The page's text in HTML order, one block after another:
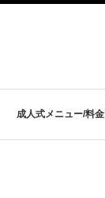
成人式メニュー/料金